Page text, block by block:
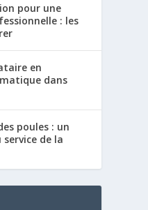
pour une
: les
en
dans
poules : un
de la